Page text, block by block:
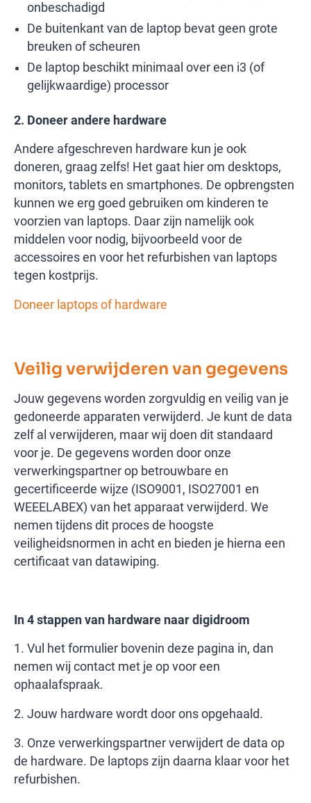
onbeschadigd
De buitenkant van de laptop bevat geen grote
breuken of scheuren
De laptop beschikt minimaal over een i3 (of
gelijkwaardige) processor
2. Doneer andere hardware
Andere afgeschreven hardware kun je ook
doneren, graag zelfs! Het gaat hier om desktops,
monitors, tablets en smartphones. De opbrengsten
kunnen we erg goed gebruiken om kinderen te
voorzien van laptops. Daar zijn namelijk ook
middelen voor nodig, bijvoorbeeld voor de
accessoires en voor het refurbishen van laptops
tegen kostprijs.
Doneer laptops of hardware
Veilig verwijderen van gegevens
Jouw gegevens worden zorgvuldig en veilig van je
gedoneerde apparaten verwijderd. Je kunt de data
zelf al verwijderen, maar wij doen dit standaard
voor je. De gegevens worden door onze
verwerkingspartner op betrouwbare en
gecertificeerde wijze (ISO9001, ISO27001 en
WEEELABEX) van het apparaat verwijderd. We
nemen tijdens dit proces de hoogste
veiligheidsnormen in acht en bieden je hierna een
certificaat van datawiping.
In 4 stappen van hardware naar digidroom
1. Vul het formulier bovenin deze pagina in, dan
nemen wij contact met je op voor een
ophaalafspraak.
2. Jouw hardware wordt door ons opgehaald.
3. Onze verwerkingspartner verwijdert de data op
de hardware. De laptops zijn daarna klaar voor het
refurbishen.